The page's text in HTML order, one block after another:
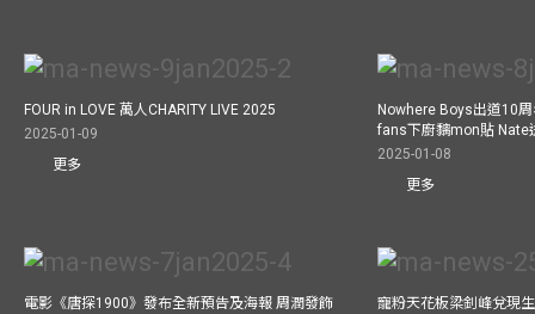
FOUR in LOVE 萬人CHARITY LIVE 2025
2025-01-09
更多
Nowhere Boys出道10
fans下廚黐mon貼 Nate
2025-01-08
更多
電影《唐探1900》發布全新預告及海報 周潤發飾
寵粉天花板梁釗峰兌現